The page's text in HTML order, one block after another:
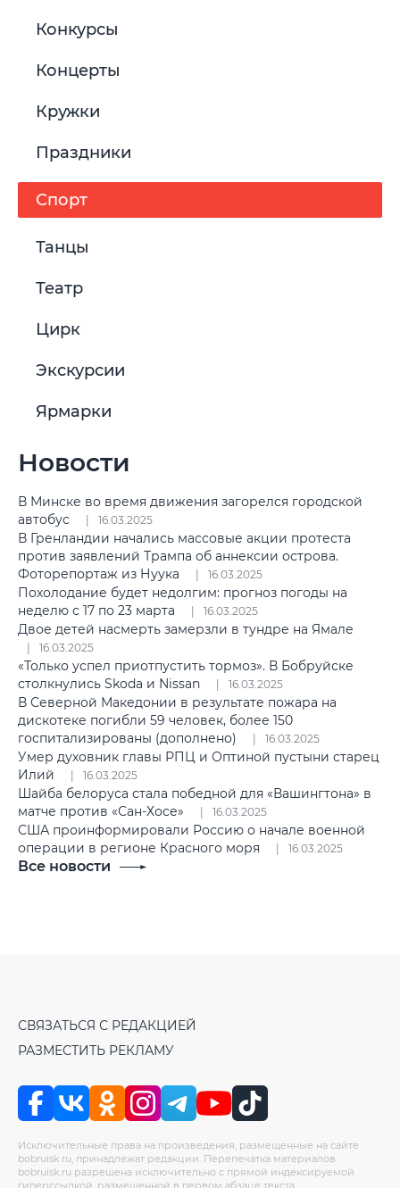
Конкурсы
Концерты
Кружки
Праздники
Спорт
Танцы
Театр
Цирк
Экскурсии
Ярмарки
Новости
В Минске во время движения загорелся городской
автобус
16.03.2025
В Гренландии начались массовые акции протеста
против заявлений Трампа об аннексии острова.
Фоторепортаж из Нуука
16.03.2025
Похолодание будет недолгим: прогноз погоды на
неделю с 17 по 23 марта
16.03.2025
Двое детей насмерть замерзли в тундре на Ямале
16.03.2025
«Только успел приотпустить тормоз». В Бобруйске
столкнулись Skoda и Nissan
16.03.2025
В Северной Македонии в результате пожара на
дискотеке погибли 59 человек, более 150
госпитализированы (дополнено)
16.03.2025
Умер духовник главы РПЦ и Оптиной пустыни старец
Илий
16.03.2025
Шайба белоруса стала победной для «Вашингтона» в
матче против «Сан-Хосе»
16.03.2025
США проинформировали Россию о начале военной
операции в регионе Красного моря
16.03.2025
Все новости
СВЯЗАТЬСЯ С РЕДАКЦИЕЙ
РАЗМЕСТИТЬ РЕКЛАМУ
Исключительные права на произведения, размещенные на сайте
bobruisk.ru, принадлежат редакции. Перепечатка материалов
bobruisk.ru разрешена исключительно с прямой индексируемой